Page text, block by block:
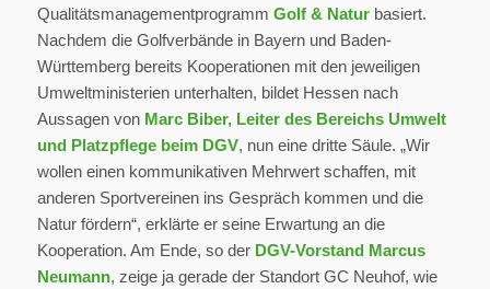
Qualitätsmanagementprogramm Golf & Naturbasiert.
Nachdem die Golfverbände in Bayern und Baden-
Württemberg bereits Kooperationen mit den jeweiligen
Umweltministerien unterhalten, bildet Hessen nach
Aussagen von Marc Biber, Leiter des Bereichs Umwelt
und Platzpflege beim DGV, nun eine dritte Säule. „Wir
wollen einen kommunikativen Mehrwert schaffen, mit
anderen Sportvereinen ins Gespräch kommen und die
Natur fördern“, erklärte er seine Erwartung an die
Kooperation. Am Ende, so der DGV-Vorstand Marcus
Neumann, zeige ja gerade der Standort GC Neuhof, wie